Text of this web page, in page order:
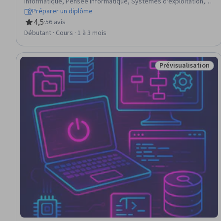
Gestion de la mémoire, Principes de programmation, Systèmes
informatiques, C (langage de programmation), Fichier E/S
Préparer un diplôme
4,5
évaluation, 4,5 sur 5 étoiles
·56 avis
Débutant · Cours · 1 à 3 mois
Statut :
Prévisualisation